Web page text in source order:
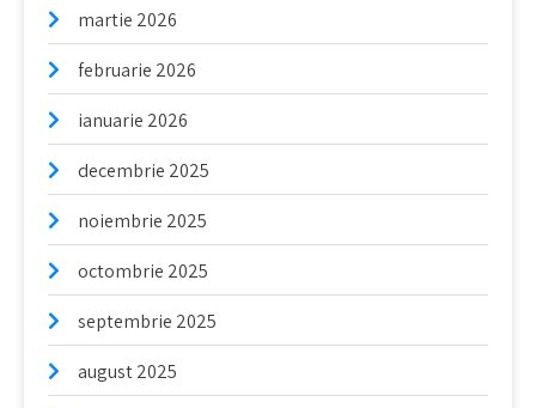
martie 2026
februarie 2026
ianuarie 2026
decembrie 2025
noiembrie 2025
octombrie 2025
septembrie 2025
august 2025